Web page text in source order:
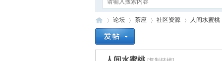
论坛 茶座 社区资源 人间水蜜桃